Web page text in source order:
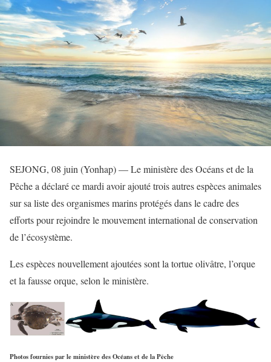
SEJONG, 08 juin (Yonhap) — Le ministère des Océans et de la
Pêche a déclaré ce mardi avoir ajouté trois autres espèces animales
sur sa liste des organismes marins protégés dans le cadre des
efforts pour rejoindre le mouvement international de conservation
de l’écosystème.
Les espèces nouvellement ajoutées sont la tortue olivâtre, l’orque
et la fausse orque, selon le ministère.
Photos fournies par le ministère des Océans et de la Pêche